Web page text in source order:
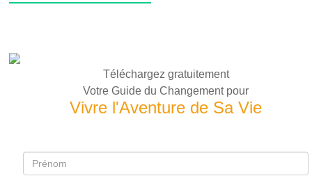
Téléchargez gratuitement
Votre Guide du Changement pour
Vivre l'Aventure de Sa Vie